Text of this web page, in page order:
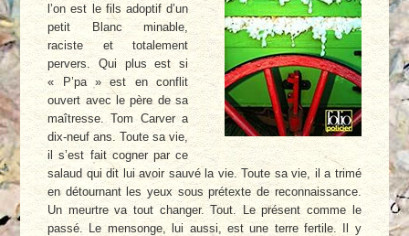
l’on est le fils adoptif d’un
petit Blanc minable,
raciste et totalement
pervers. Qui plus est si
« P’pa » est en conflit
ouvert avec le père de sa
maîtresse. Tom Carver a
dix-neuf ans. Toute sa vie,
il s’est fait cogner par ce
salaud qui dit lui avoir sauvé la vie. Toute sa vie, il a trimé
en détournant les yeux sous prétexte de reconnaissance.
Un meurtre va tout changer. Tout. Le présent comme le
passé. Le mensonge, lui aussi, est une terre fertile. Il y